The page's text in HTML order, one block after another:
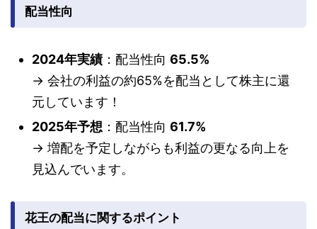
配当性向
2024年実績：配当性向 65.5%
→ 会社の利益の約65%を配当として株主に還
元しています！
2025年予想 ：配当性向 61.7%
→ 増配を予定しながらも利益の更なる向上を
見込んでいます。
花王の配当に関するポイント